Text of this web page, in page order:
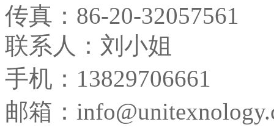
传真： 86-20-32057561
联系人：刘小姐
手机：13829706661
邮箱：